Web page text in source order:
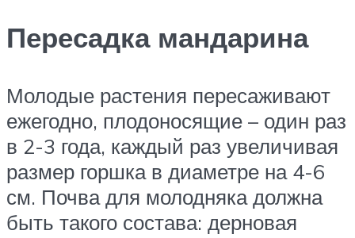
Пересадка мандарина
Молодые растения пересаживают
ежегодно, плодоносящие – один раз
в 2-3 года, каждый раз увеличивая
размер горшка в диаметре на 4-6
см. Почва для молодняка должна
быть такого состава: дерновая